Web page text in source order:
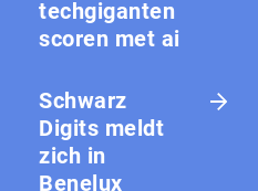
techgiganten
scoren met ai
Schwarz
Digits meldt
zich in
Benelux